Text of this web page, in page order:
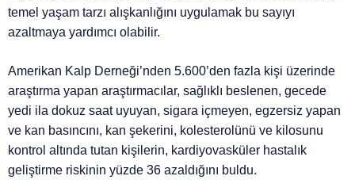
temel yaşam tarzı alışkanlığını uygulamak bu sayıyı
azaltmaya yardımcı olabilir.
Amerikan Kalp Derneği’nden 5.600’den fazla kişi üzerinde
araştırma yapan araştırmacılar, sağlıklı beslenen, gecede
yedi ila dokuz saat uyuyan, sigara içmeyen, egzersiz yapan
ve kan basıncını, kan şekerini, kolesterolünü ve kilosunu
kontrol altında tutan kişilerin, kardiyovasküler hastalık
geliştirme riskinin yüzde 36 azaldığını buldu.